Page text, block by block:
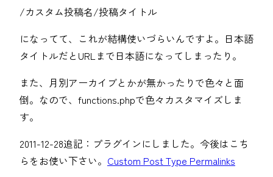
/カスタム投稿名/投稿タイトル
になってて、これが結構使いづらいんですよ。日本語
タイトルだとURLまで日本語になってしまったり。
また、月別アーカイブとかが無かったりで色々と面
倒。なので、functions.phpで色々カスタマイズしま
す。
2011-12-28追記：プラグインにしました。今後はこち
らをお使い下さい。 Custom Post Type Permalinks